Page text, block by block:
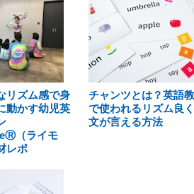
リズム感で身
動かす幼児英
（ライモ
レポ
チャンツとは？英語
で使われるリズム良
文が言える方法